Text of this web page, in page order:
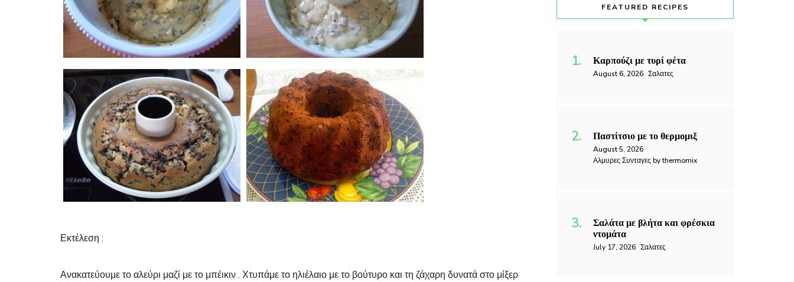
Εκτέλεση :
Ανακατεύουμε το αλεύρι μαζί με το μπέικιν . Χτυπάμε το ηλιέλαιο με το βούτυρο και τη ζάχαρη δυνατά στο μίξερ
FEATURED RECIPES
Καρπούζι με τυρί φέτα
August 6, 2026 Σαλατες
Παστίτσιο με το θερμομιξ
August 5, 2026
Αλμυρες Συνταγες by thermomix
Σαλάτα με βλήτα και φρέσκια
ντομάτα
July 17, 2026 Σαλατες